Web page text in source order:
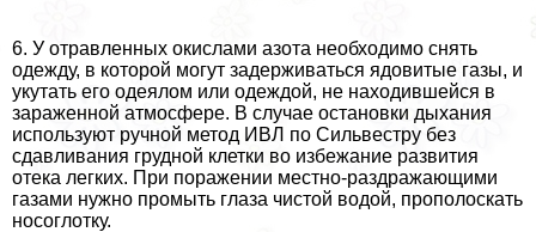
6. У отравленных окислами азота необходимо снять
одежду, в которой могут задерживаться ядовитые газы, и
укутать его одеялом или одеждой, не находившейся в
зараженной атмосфере. В случае остановки дыхания
используют ручной метод ИВЛ по Сильвестру без
сдавливания грудной клетки во избежание развития
отека легких. При поражении местно-раздражающими
газами нужно промыть глаза чистой водой, прополоскать
носоглотку.